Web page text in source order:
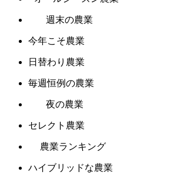
週末の農業
今年こそ農業
日替わり農業
毎週恒例の農業
夜の農業
セレクト農業
農業ランキング
ハイブリッドな農業